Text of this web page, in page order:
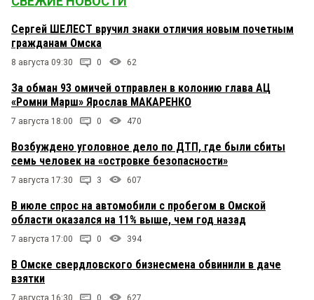
Сергей ШЕЛЕСТ вручил знаки отличия новым почетным
гражданам Омска
8 августа 09:30 0 62
За обман 93 омичей отправлен в колонию глава АЦ
«Ромни Марш» Ярослав МАКАРЕНКО
7 августа 18:00 0 470
Возбуждено уголовное дело по ДТП, где были сбиты
семь человек на «островке безопасности»
7 августа 17:30 3 607
В июле спрос на автомобили с пробегом в Омской
области оказался на 11% выше, чем год назад
7 августа 17:00 0 394
В Омске свердловского бизнесмена обвинили в даче
взятки
7 августа 16:30 0 627